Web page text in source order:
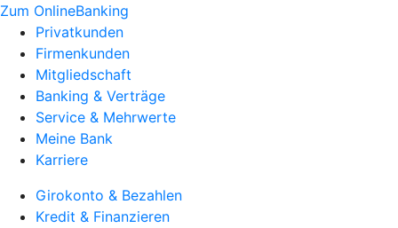
Zum OnlineBanking
Privatkunden
Firmenkunden
Mitgliedschaft
Banking & Verträge
Service & Mehrwerte
Meine Bank
Karriere
Girokonto & Bezahlen
Kredit & Finanzieren